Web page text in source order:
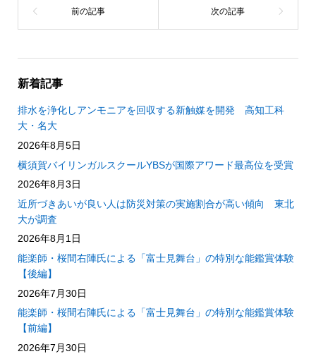
新着記事
排水を浄化しアンモニアを回収する新触媒を開発 高知工科
大・名大
2026年8月5日
横須賀バイリンガルスクールYBSが国際アワード最高位を受賞
2026年8月3日
近所づきあいが良い人は防災対策の実施割合が高い傾向 東北
大が調査
2026年8月1日
能楽師・桜間右陣氏による「富士見舞台」の特別な能鑑賞体験
【後編】
2026年7月30日
能楽師・桜間右陣氏による「富士見舞台」の特別な能鑑賞体験
【前編】
2026年7月30日